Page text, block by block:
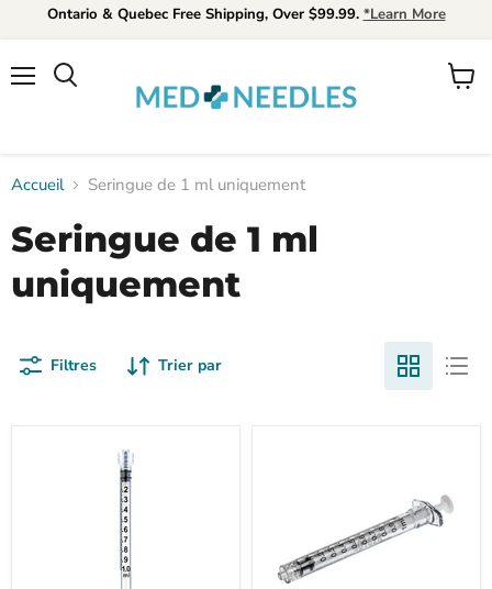
Ontario & Quebec Free Shipping, Over $99.99. *Learn More
Rechercher
Voir
Accueil Seringue de 1 ml uniquement
Seringue de 1 ml
uniquement
Filtres Trier par